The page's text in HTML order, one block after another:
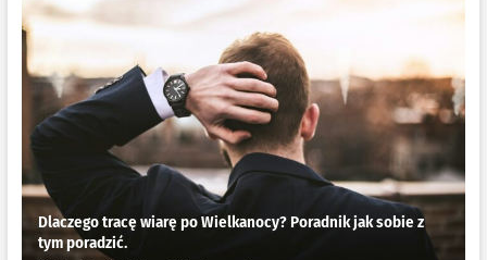
Dlaczego tracę wiarę po Wielkanocy? Poradnik jak sobie z
tym poradzić.